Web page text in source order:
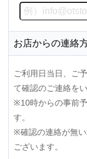
お店からの連絡
ご利用日当日、ご
て確認のご連絡を
※10時からの事前
す。
※確認の連絡が無
ございます。